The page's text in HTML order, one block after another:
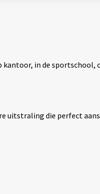
kantoor, in de sportschool,
uitstraling die perfect